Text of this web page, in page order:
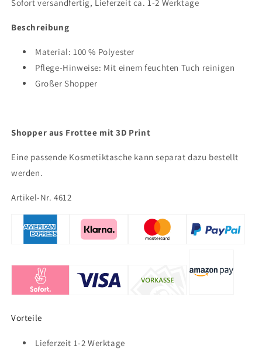
Sofort versandfertig, Lieferzeit ca. 1-2 Werktage
Beschreibung
Material: 100 % Polyester
Pflege-Hinweise: Mit einem feuchten Tuch reinigen
Großer Shopper
Shopper aus Frottee mit 3D Print
Eine passende Kosmetiktasche kann separat dazu bestellt
werden.
Artikel-Nr. 4612
Vorteile
Lieferzeit 1-2 Werktage